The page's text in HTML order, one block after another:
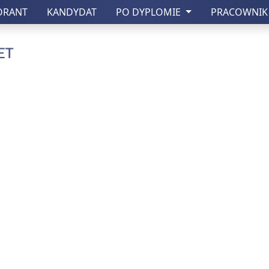
KANDYDAT PO DYPLOMIE PRACOWNIK
w Lublinie